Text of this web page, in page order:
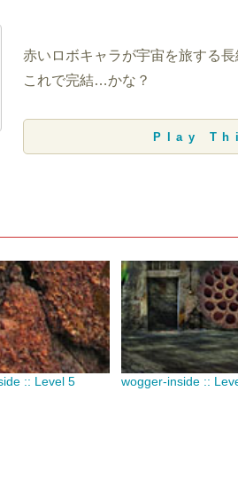
赤いロボキャラが宇宙を旅する
これで完結…かな？
Play
:: Level 5 wogger-inside ::